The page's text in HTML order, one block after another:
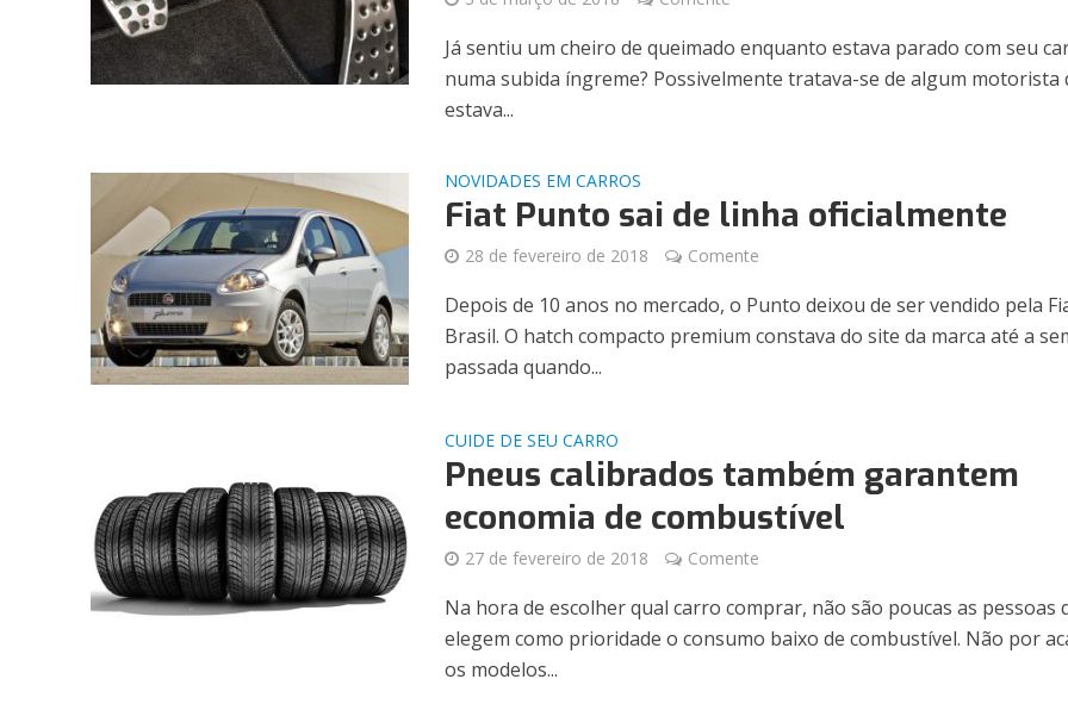
Já sentiu um cheiro de queimado enquanto estava parado com seu
numa subida íngreme? Possivelmente tratava-se de algum motorista
estava...
NOVIDADES EM CARROS
Fiat Punto sai de linha oficialmente
28 de fevereiro de 2018 Comente
Depois de 10 anos no mercado, o Punto deixou de ser vendido pela
Brasil. O hatch compacto premium constava do site da marca até a
passada quando...
CUIDE DE SEU CARRO
Pneus calibrados também garantem
economia de combustível
27 de fevereiro de 2018 Comente
Na hora de escolher qual carro comprar, não são poucas as pessoas
elegem como prioridade o consumo baixo de combustível. Não por
os modelos...